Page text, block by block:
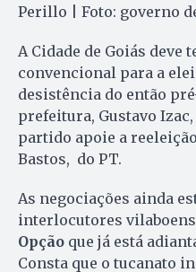
Perillo | Foto: governo
A Cidade de Goiás deve
convencional para a
desistência do então
prefeitura, Gustavo
partido apoie a
Bastos, do PT.
As negociações ainda
interlocutores
Opção que já está
Consta que o tucanato